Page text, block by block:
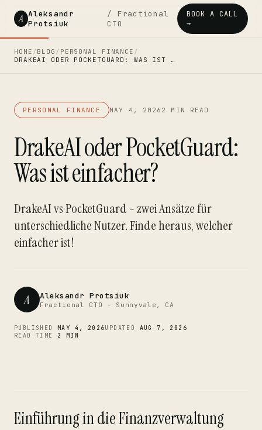
A Aleksandr
Protsiuk
/ Fractional
CTO
BOOK A CALL
→
HOME /BLOG / PERSONAL FINANCE /
DRAKEAI ODER POCKETGUARD: WAS IST …
PERSONAL FINANCE MAY 4, 2026 2 MIN READ
DrakeAI oder PocketGuard:
Was ist einfacher?
DrakeAI vs PocketGuard - zwei Ansätze für
unterschiedliche Nutzer. Finde heraus, welcher
einfacher ist!
A Aleksandr Protsiuk
Fractional CTO - Sunnyvale, CA
PUBLISHED MAY 4, 2026UPDATED AUG 7, 2026
READ TIME 2 MIN
Einführung in die Finanzverwaltung